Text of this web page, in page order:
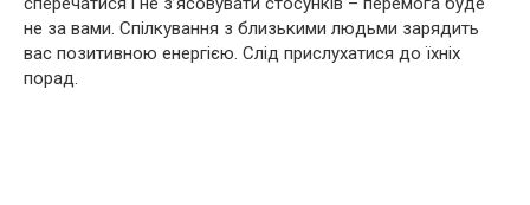
не за вами. Спілкування з близькими людьми зарядить
вас позитивною енергією. Слід прислухатися до їхніх
порад.